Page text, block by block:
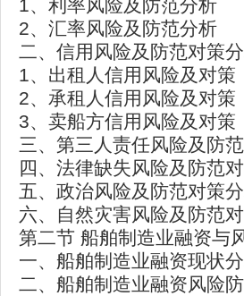
1、利率风险及防范分析
2、汇率风险及防范分析
二、信用风险及防范对策
1、出租人信用风险及对策
2、承租人信用风险及对策
3、卖船方信用风险及对策
三、第三人责任风险及防
四、法律缺失风险及防范
五、政治风险及防范对策
六、自然灾害风险及防范
第二节 船舶制造业融资与
一、船舶制造业融资现状
二、船舶制造业融资风险